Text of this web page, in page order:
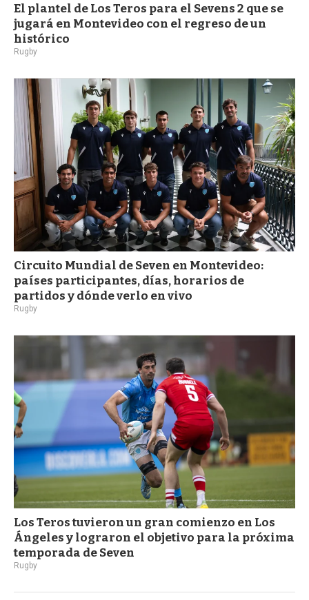
El plantel de Los Teros para el Sevens 2 que se
jugará en Montevideo con el regreso de un
histórico
Rugby
Circuito Mundial de Seven en Montevideo:
países participantes, días, horarios de
partidos y dónde verlo en vivo
Rugby
Los Teros tuvieron un gran comienzo en Los
Ángeles y lograron el objetivo para la próxima
temporada de Seven
Rugby